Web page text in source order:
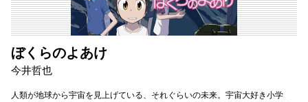
ぼくらのよあけ
今井哲也
人類が地球から宇宙を見上げている、それぐらいの未来。宇宙大好き小学